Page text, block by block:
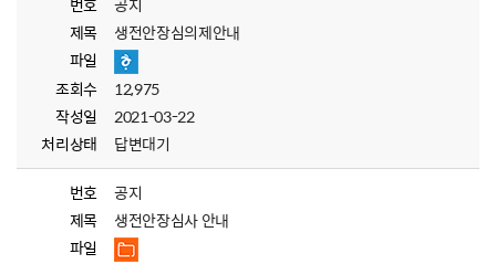
번호
공지
제목
생전안장심의제안내
파일
조회수
12,975
작성일
2021-03-22
처리상태
답변대기
번호
공지
제목
생전안장심사 안내
파일